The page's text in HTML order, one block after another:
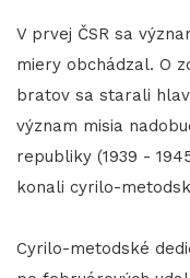
V prvej ČSR sa
miery obchádzal. O
bratov sa starali
význam misia
republiky (1939 -
konali cyrilo-
Cyrilo-metodské